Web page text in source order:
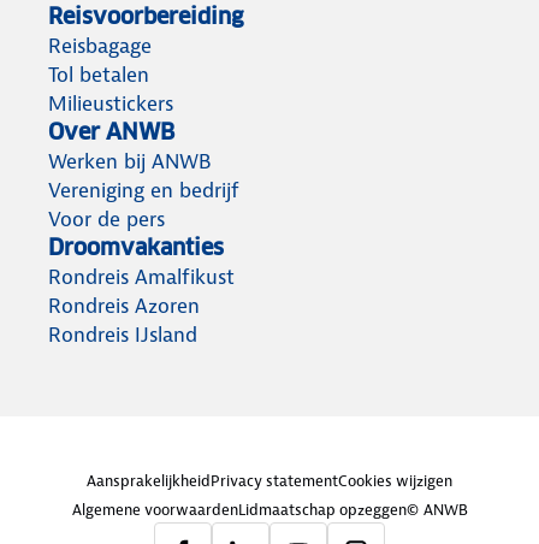
Reisvoorbereiding
Reisbagage
Tol betalen
Milieustickers
Over ANWB
Werken bij ANWB
Vereniging en bedrijf
Voor de pers
Droomvakanties
Rondreis Amalfikust
Rondreis Azoren
Rondreis IJsland
AansprakelijkheidPrivacy statementCookies wijzigen
Algemene voorwaardenLidmaatschap opzeggen© ANWB